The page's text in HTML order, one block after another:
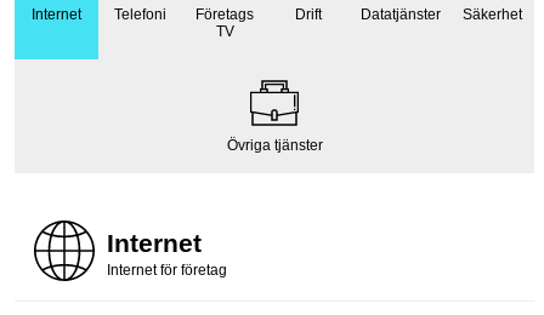
Internet Telefoni
Företags
TV
Drift Datatjänster Säkerhet
Övriga tjänster
Internet
Internet för företag